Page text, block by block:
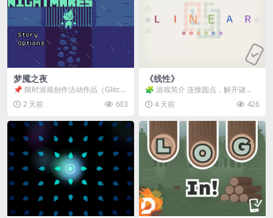
梦魇之夜
📌 限时游戏创作活动作品（Glitch
Game Jam） 📖 故事背景 怪物四...
2 天前 603
《线性》
🧩 游戏简介 连接圆点，解开谜
题。 ⚠️ 重要提示 所有关卡均可通
关，请确保使用...
4 天前 426